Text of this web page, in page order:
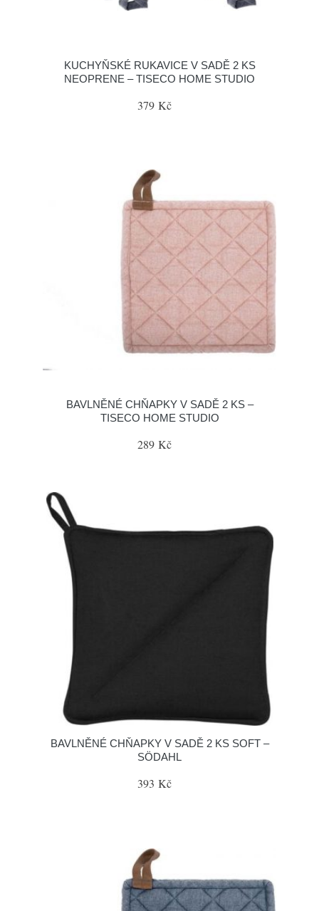
KUCHYŇSKÉ RUKAVICE V SADĚ 2 KS
NEOPRENE – TISECO HOME STUDIO
379 Kč
BAVLNĚNÉ CHŇAPKY V SADĚ 2 KS –
TISECO HOME STUDIO
289 Kč
BAVLNĚNÉ CHŇAPKY V SADĚ 2 KS SOFT –
SÖDAHL
393 Kč